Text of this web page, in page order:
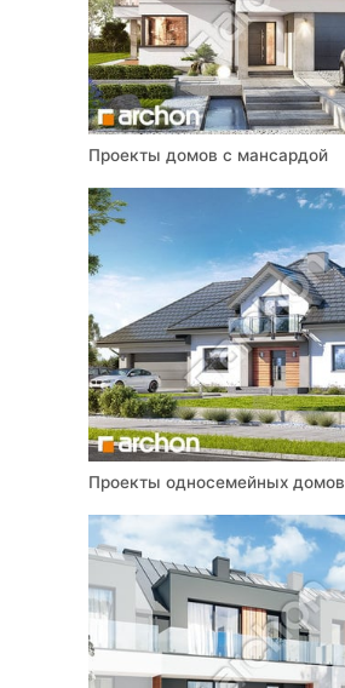
Проекты домов с мансардой
Проекты односемейных домов